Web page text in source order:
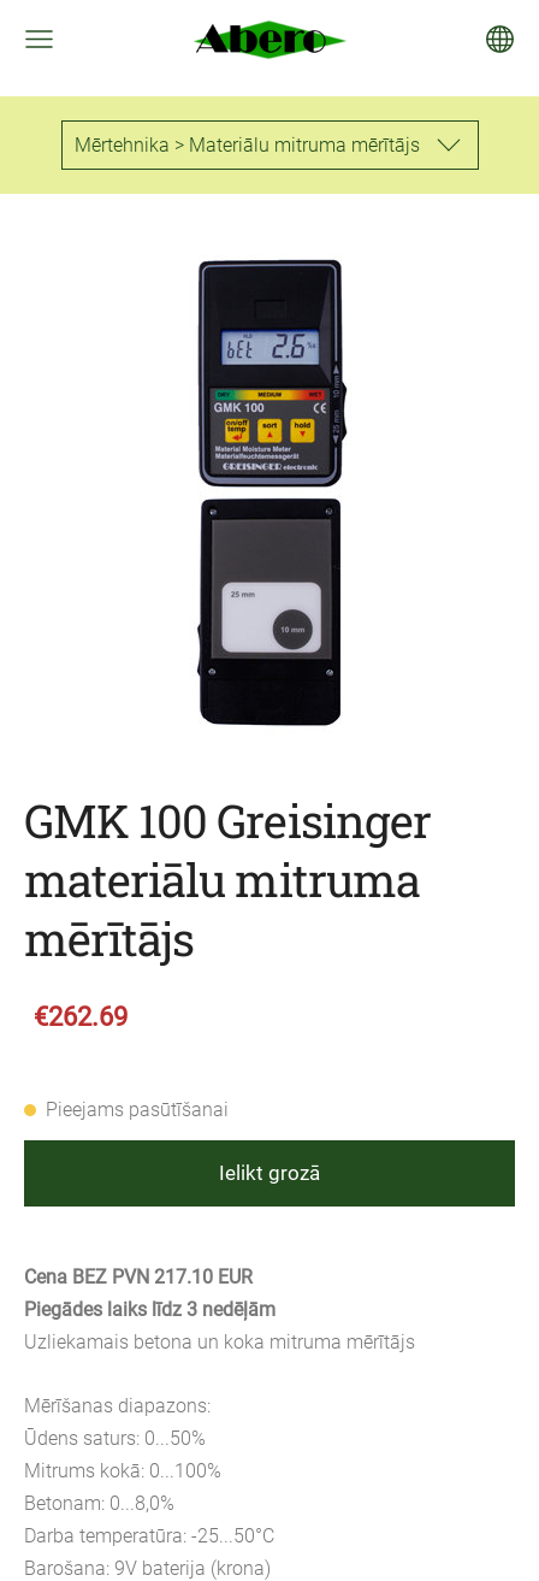
Mērtehnika > Materiālu mitruma mērītājs
GMK 100 Greisinger
materiālu mitruma
mērītājs
€262.69
Pieejams pasūtīšanai
Ielikt grozā
Cena BEZ PVN 217.10 EUR
Piegādes laiks līdz 3 nedēļām
Uzliekamais betona un koka mitruma mērītājs
Mērīšanas diapazons:
Ūdens saturs: 0...50%
Mitrums kokā: 0...100%
Betonam: 0...8,0%
Darba temperatūra: -25...50°C
Barošana: 9V baterija (krona)